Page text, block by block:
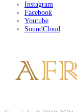
Instagram
Facebook
Youtube
SoundCloud